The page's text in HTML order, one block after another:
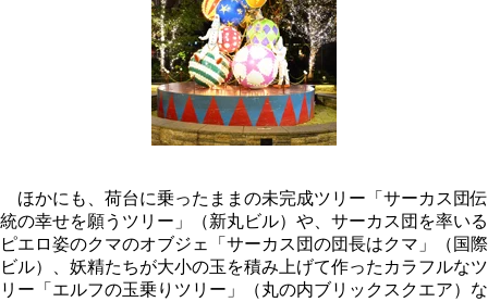
ほかにも、荷台に乗ったままの未完成ツリー「サーカス団伝
統の幸せを願うツリー」（新丸ビル）や、サーカス団を率いる
ピエロ姿のクマのオブジェ「サーカス団の団長はクマ」（国際
ビル）、妖精たちが大小の玉を積み上げて作ったカラフルなツ
リー「エルフの玉乗りツリー」（丸の内ブリックスクエア）な